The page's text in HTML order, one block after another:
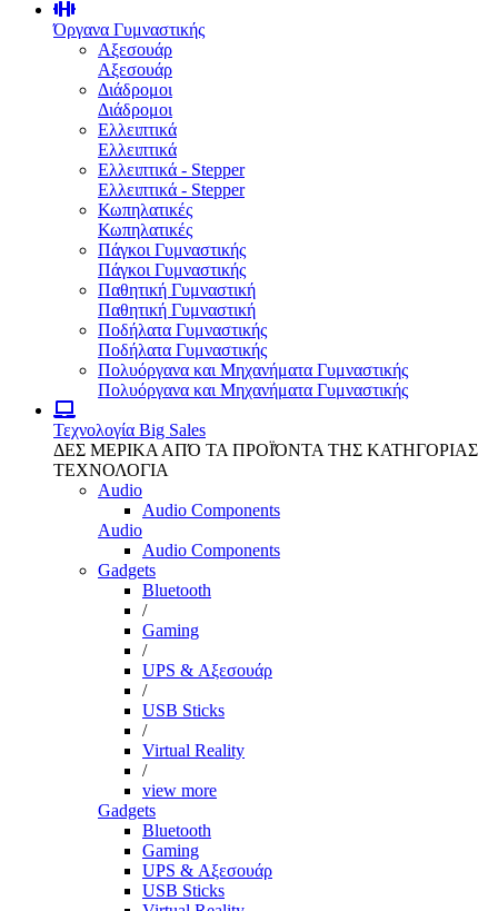
Όργανα Γυμναστικής
Αξεσουάρ
Αξεσουάρ
Διάδρομοι
Διάδρομοι
Ελλειπτικά
Ελλειπτικά
Ελλειπτικά - Stepper
Ελλειπτικά - Stepper
Κωπηλατικές
Κωπηλατικές
Πάγκοι Γυμναστικής
Πάγκοι Γυμναστικής
Παθητική Γυμναστική
Παθητική Γυμναστική
Ποδήλατα Γυμναστικής
Ποδήλατα Γυμναστικής
Πολυόργανα και Μηχανήματα Γυμναστικής
Πολυόργανα και Μηχανήματα Γυμναστικής
Τεχνολογία Big Sales
ΔΕΣ ΜΕΡΙΚΑ ΑΠΌ ΤΑ ΠΡΟΪΌΝΤΑ ΤΗΣ ΚΑΤΗΓΟΡΙΑΣ
ΤΕΧΝΟΛΟΓΙΑ
Audio
Audio Components
Audio
Audio Components
Gadgets
Bluetooth
/
Gaming
/
UPS & Αξεσουάρ
/
USB Sticks
/
Virtual Reality
/
view more
Gadgets
Bluetooth
Gaming
UPS & Αξεσουάρ
USB Sticks